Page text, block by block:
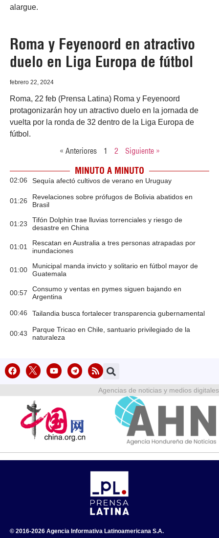
alargue.
Roma y Feyenoord en atractivo
duelo en Liga Europa de fútbol
febrero 22, 2024
Roma, 22 feb (Prensa Latina) Roma y Feyenoord
protagonizarán hoy un atractivo duelo en la jornada de
vuelta por la ronda de 32 dentro de la Liga Europa de
fútbol.
« Anteriores 1 2 Siguiente »
MINUTO A MINUTO
02:06 Sequía afectó cultivos de verano en Uruguay
01:26
Revelaciones sobre prófugos de Bolivia abatidos en
Brasil
01:23
Tifón Dolphin trae lluvias torrenciales y riesgo de
desastre en China
01:01
Rescatan en Australia a tres personas atrapadas por
inundaciones
01:00
Municipal manda invicto y solitario en fútbol mayor de
Guatemala
00:57
Consumo y ventas en pymes siguen bajando en
Argentina
00:46 Tailandia busca fortalecer transparencia gubernamental
00:43
Parque Tricao en Chile, santuario privilegiado de la
naturaleza
Agencias de noticias y medios digitales
© 2016-2026 Agencia Informativa Latinoamericana S.A.